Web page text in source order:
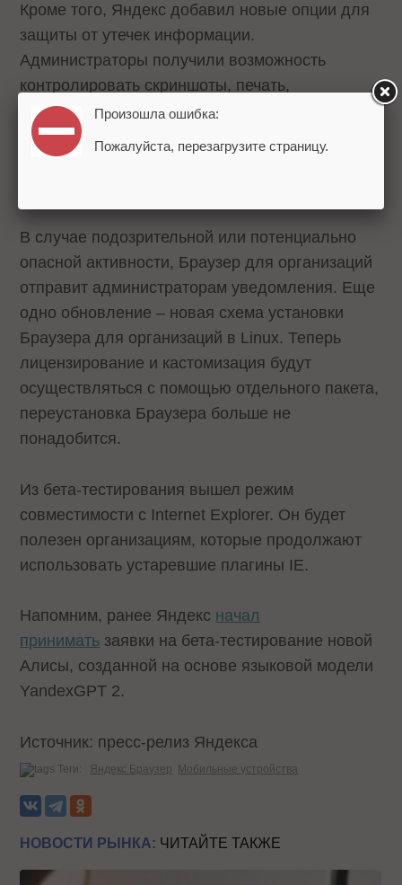
Кроме того, Яндекс добавил новые опции для
защиты от утечек информации.
Администраторы получили возможность
контролировать скриншоты, печать,
сохранение страниц, использование буфера
обмена, загрузку и выгрузку файлов
сотрудниками. Также появилась защита от
В случае подозрительной или потенциально
опасной активности, Браузер для организаций
отправит администраторам уведомления. Еще
одно обновление – новая схема установки
Браузера для организаций в Linux. Теперь
лицензирование и кастомизация будут
осуществляться с помощью отдельного пакета,
переустановка Браузера больше не
понадобится.
Из бета-тестирования вышел режим
совместимости с Internet Explorer. Он будет
полезен организациям, которые продолжают
использовать устаревшие плагины IE.
Напомним, ранее Яндекс начал
принимать заявки на бета-тестирование новой
Алисы, созданной на основе языковой модели
YandexGPT 2.
Источник: пресс-релиз Яндекса
Теги: Яндекс Браузер Мобильные устройства
НОВОСТИ РЫНКА: ЧИТАЙТЕ ТАКЖЕ
Произошла ошибка:
Пожалуйста, перезагрузите страницу.